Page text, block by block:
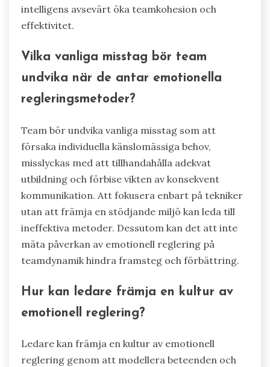
intelligens avsevärt öka teamkohesion och
effektivitet.
Vilka vanliga misstag bör team
undvika när de antar emotionella
regleringsmetoder?
Team bör undvika vanliga misstag som att
försaka individuella känslomässiga behov,
misslyckas med att tillhandahålla adekvat
utbildning och förbise vikten av konsekvent
kommunikation. Att fokusera enbart på tekniker
utan att främja en stödjande miljö kan leda till
ineffektiva metoder. Dessutom kan det att inte
mäta påverkan av emotionell reglering på
teamdynamik hindra framsteg och förbättring.
Hur kan ledare främja en kultur av
emotionell reglering?
Ledare kan främja en kultur av emotionell
reglering genom att modellera beteenden och